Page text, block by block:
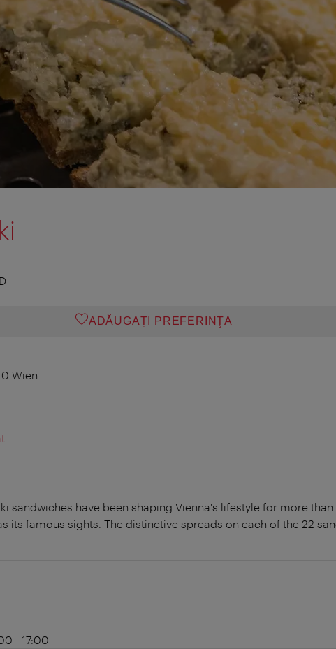
ADĂUGAȚI PREFERINŢA
Wien
sandwiches have been shaping Vienna's lifestyle for more
its famous sights. The distinctive spreads on each of the 22
- 17:00